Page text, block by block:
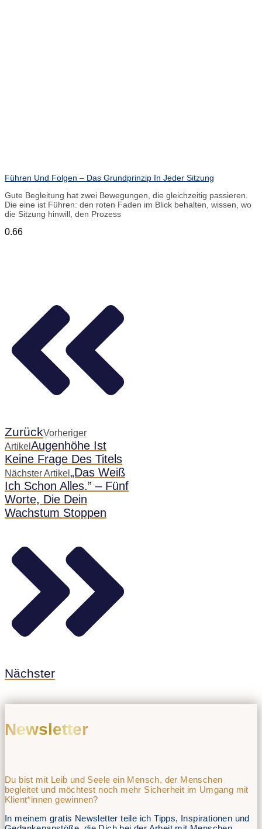
Führen Und Folgen – Das Grundprinzip In Jeder Sitzung
Gute Begleitung hat zwei Bewegungen, die gleichzeitig passieren.
Die eine ist Führen: den roten Faden im Blick behalten, wissen, wo
die Sitzung hinwill, den Prozess
ZurückVorheriger
Artikel Augenhöhe Ist
Keine Frage Des Titels
Nächster Artikel „Das Weiß
Ich Schon Alles.” – Fünf
Worte, Die Dein
Wachstum Stoppen
Nächster
Newsletter
Du bist mit Leib und Seele ein Mensch, der Menschen
begleitet und möchtest noch mehr Sicherheit im Umgang mit
Klient*innen gewinnen?
In meinem gratis Newsletter teile ich Tipps, Inspirationen und